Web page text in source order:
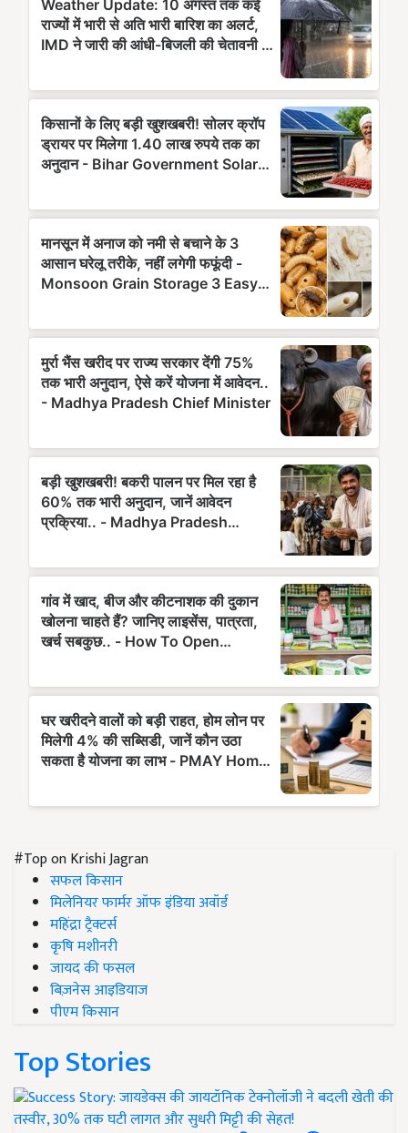
#Top on Krishi Jagran
सफल किसान
मिलेनियर फार्मर ऑफ इंडिया अवॉर्ड
महिंद्रा ट्रैक्टर्स
कृषि मशीनरी
जायद की फसल
बिज़नेस आइडियाज
पीएम किसान
Top Stories